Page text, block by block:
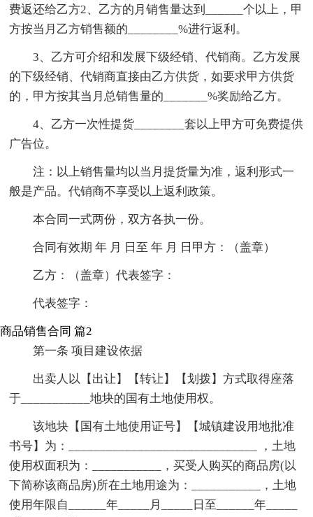
费返还给乙方2、乙方的月销售量达到______个以上，甲
方按当月乙方销售额的________%进行返利。
3、乙方可介绍和发展下级经销、代销商。乙方发展
的下级经销、代销商直接由乙方供货，如要求甲方供货
的，甲方按其当月总销售量的_______%奖励给乙方。
4、乙方一次性提货________套以上甲方可免费提供
广告位。
注：以上销售量均以当月提货量为准，返利形式一
般是产品。代销商不享受以上返利政策。
本合同一式两份，双方各执一份。
合同有效期 年 月 日至 年 月 日甲方：（盖章）
乙方：（盖章）代表签字：
代表签字：
商品销售合同 篇2
第一条 项目建设依据
出卖人以【出让】【转让】【划拨】方式取得座落
于___________地块的国有土地使用权。
该地块【国有土地使用证号】【城镇建设用地批准
书号】为：______________________________ ，土地
使用权面积为：___________，买受人购买的商品房(以
下简称该商品房)所在土地用途为：___________，土地
使用年限自______年_____月_____日至______年_____